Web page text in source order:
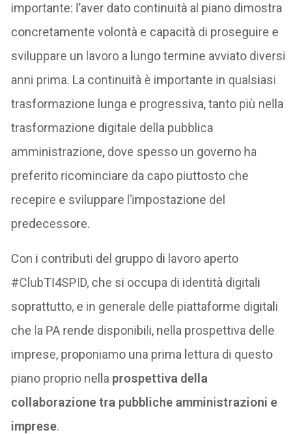
importante: l’aver dato continuità al piano dimostra
concretamente volontà e capacità di proseguire e
sviluppare un lavoro a lungo termine avviato diversi
anni prima. La continuità è importante in qualsiasi
trasformazione lunga e progressiva, tanto più nella
trasformazione digitale della pubblica
amministrazione, dove spesso un governo ha
preferito ricominciare da capo piuttosto che
recepire e sviluppare l’impostazione del
predecessore.
Con i contributi del gruppo di lavoro aperto
#ClubTI4SPID, che si occupa di identità digitali
soprattutto, e in generale delle piattaforme digitali
che la PA rende disponibili, nella prospettiva delle
imprese, proponiamo una prima lettura di questo
piano proprio nella prospettiva della
collaborazione tra pubbliche amministrazioni e
imprese.